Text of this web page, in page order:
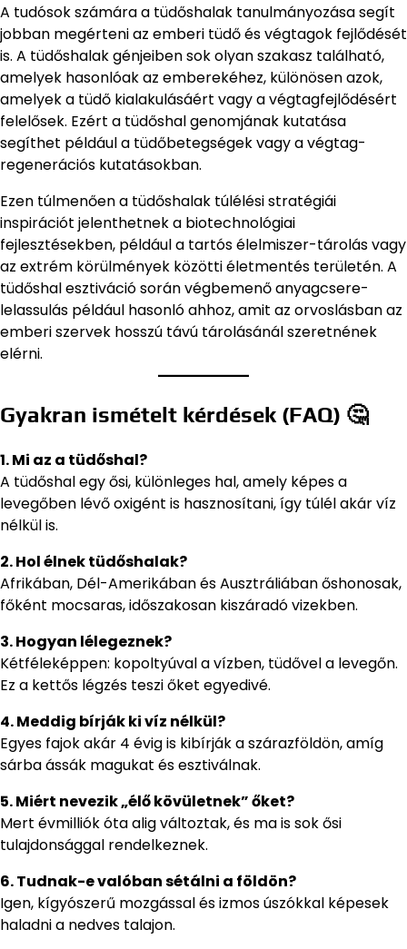
A tudósok számára a tüdőshalak tanulmányozása segít
jobban megérteni az emberi tüdő és végtagok fejlődését
is. A tüdőshalak génjeiben sok olyan szakasz található,
amelyek hasonlóak az emberekéhez, különösen azok,
amelyek a tüdő kialakulásáért vagy a végtagfejlődésért
felelősek. Ezért a tüdőshal genomjának kutatása
segíthet például a tüdőbetegségek vagy a végtag-
regenerációs kutatásokban.
Ezen túlmenően a tüdőshalak túlélési stratégiái
inspirációt jelenthetnek a biotechnológiai
fejlesztésekben, például a tartós élelmiszer-tárolás vagy
az extrém körülmények közötti életmentés területén. A
tüdőshal esztiváció során végbemenő anyagcsere-
lelassulás például hasonló ahhoz, amit az orvoslásban az
emberi szervek hosszú távú tárolásánál szeretnének
elérni.
Gyakran ismételt kérdések (FAQ) 🤔
1. Mi az a tüdőshal?
A tüdőshal egy ősi, különleges hal, amely képes a
levegőben lévő oxigént is hasznosítani, így túlél akár víz
nélkül is.
2. Hol élnek tüdőshalak?
Afrikában, Dél-Amerikában és Ausztráliában őshonosak,
főként mocsaras, időszakosan kiszáradó vizekben.
3. Hogyan lélegeznek?
Kétféleképpen: kopoltyúval a vízben, tüdővel a levegőn.
Ez a kettős légzés teszi őket egyedivé.
4. Meddig bírják ki víz nélkül?
Egyes fajok akár 4 évig is kibírják a szárazföldön, amíg
sárba ássák magukat és esztiválnak.
5. Miért nevezik „élő kövületnek” őket?
Mert évmilliók óta alig változtak, és ma is sok ősi
tulajdonsággal rendelkeznek.
6. Tudnak-e valóban sétálni a földön?
Igen, kígyószerű mozgással és izmos úszókkal képesek
haladni a nedves talajon.